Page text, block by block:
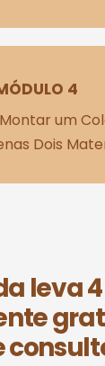
4
um
Dois
leva